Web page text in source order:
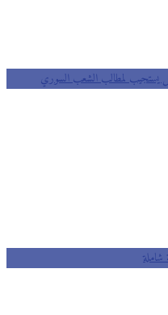
يستجيب لمطالب الشعب السوري